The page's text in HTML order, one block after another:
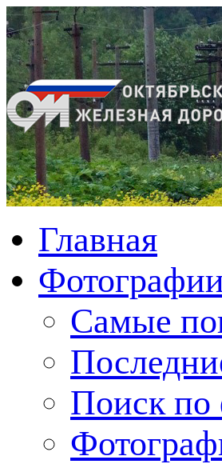
Главная
Cамые
Поиск по